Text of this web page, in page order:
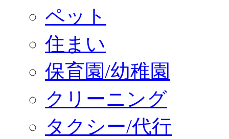
ペット
住まい
保育園/幼稚園
クリーニング
タクシー/代行